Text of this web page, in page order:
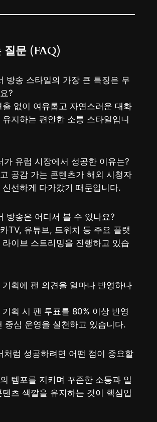
질문 (FAQ)
방송 스타일의 가장 큰 특징은 무
?
출 없이 여유롭고 자연스러운 대화
유지하는 편안한 소통 스타일입니
가 유럽 시장에서 성공한 이유는?
공감 가는 콘텐츠가 해외 시청자
신선하게 다가갔기 때문입니다.
방송은 어디서 볼 수 있나요?
TV, 유튜브, 트위치 등 주요 플랫
라이브 스트리밍을 진행하고 있습
기획에 팬 의견을 얼마나 반영하나
기획 시 팬 투표를 80% 이상 반영
중심 운영을 실천하고 있습니다.
처럼 성공하려면 어떤 점이 중요할
템포를 지키며 꾸준한 소통과 일
텐츠 색깔을 유지하는 것이 핵심입